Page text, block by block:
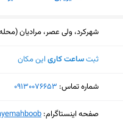
شهرکرد، ولی عصر، مرادیان
ثبتساعت کاری این مکان
شماره تماس: ‎09130076653
صفحه اینستاگرام: